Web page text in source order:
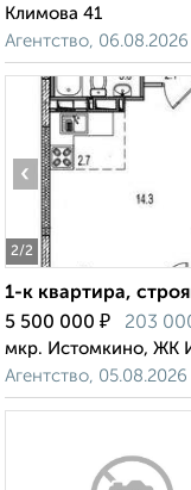
Климова 41
Агентство, 06.08.2026
2/2
‹
1-к квартира,
5 500 000 ₽ 203
мкр. Истомкино, ЖК
Агентство, 05.08.2026